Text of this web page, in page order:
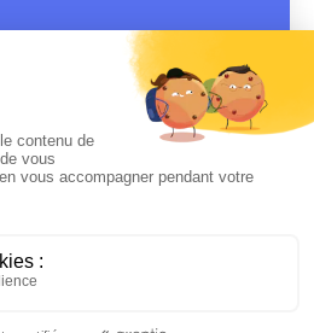
DE CONFIDENTIALITÉ